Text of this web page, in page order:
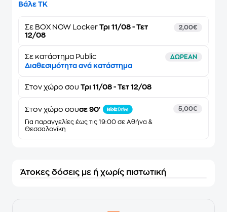
Βάλε ΤΚ
Σε BOX NOW Locker Τρι 11/08 - Τετ
12/08
2,00€
Σε κατάστημα Public ΔΩΡΕΑΝ
Διαθεσιμότητα ανά κατάστημα
Στον χώρο σου Τρι 11/08 - Τετ 12/08
Στον χώρο σουσε 90'
Για παραγγελίες έως τις 19:00 σε Αθήνα &
Θεσσαλονίκη
5,00€
Άτοκες δόσεις με ή χωρίς πιστωτική